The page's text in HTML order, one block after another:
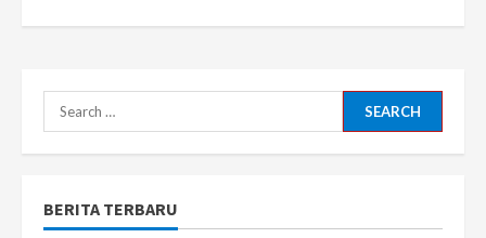
Search
for:
BERITA TERBARU